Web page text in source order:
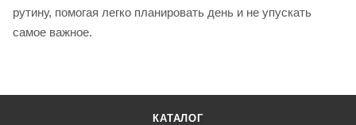
рутину, помогая легко планировать день и не упускать
самое важное.
КАТАЛОГ